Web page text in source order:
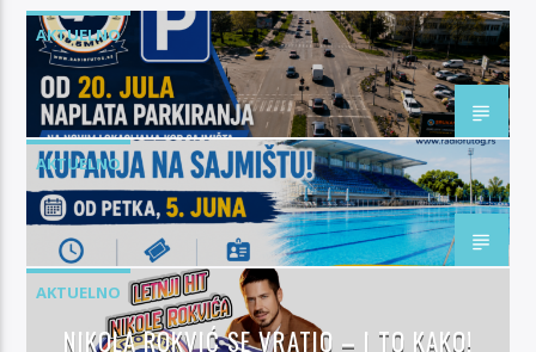
AKTUELNO
AKTUELNO
AKTUELNO
NIKOLA ROKVIĆ SE VRATIO – I TO KAKO!